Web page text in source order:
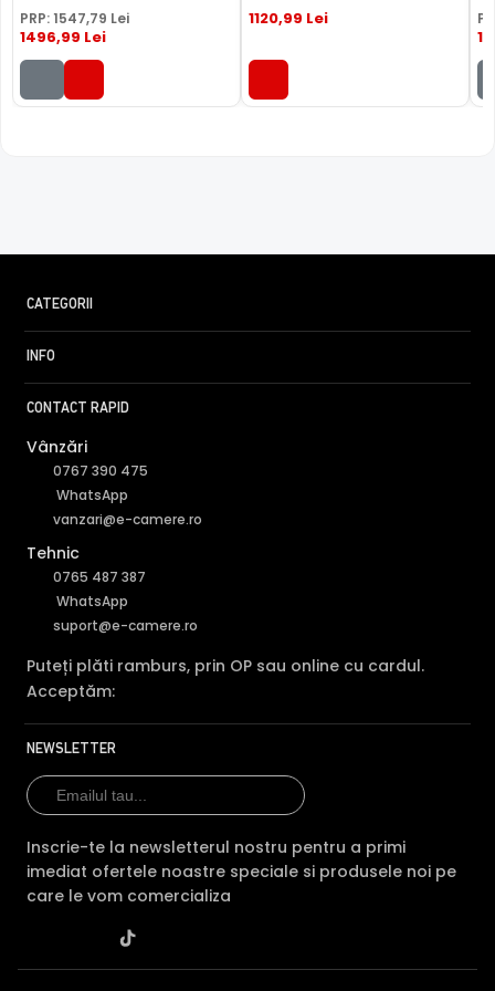
FILTRU IR MECANIC (ICR / IR Cut Fillter)
Camera HIKVISION DS-2CD2T63G2-4LI-4MM are un filtru
IR Mecanic autoretractabil ce filtreaza lumina in infrarosu
pe timpul zilei, pentru a evita anumitele defecte de
afisare a culorilor, iar pe timpul noptii acesta este retras
pentru a permite luminii in infrarosu sa treaca,
imbunatatind vizibilitatea camerei in modul alb/negru.
PRP: 1547,79 Lei
1496,99 Lei
1120,99 Lei
CATEGORII
INFO
CONTACT RAPID
Vânzări
0767 390 475
WhatsApp
vanzari@e-camere.ro
Tehnic
0765 487 387
WhatsApp
suport@e-camere.ro
Puteți plăti ramburs, prin OP sau online cu cardul.
Acceptăm:
NEWSLETTER
Inscrie-te la newsletterul nostru pentru a primi
imediat ofertele noastre speciale si produsele noi pe
care le vom comercializa